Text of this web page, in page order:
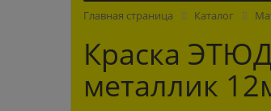
Главная страница Каталог
Краска
металлик